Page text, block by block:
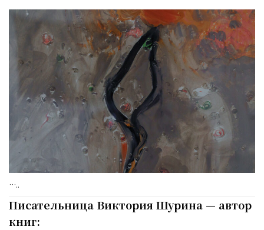
…..
Писательница Виктория Шурина — автор
книг: